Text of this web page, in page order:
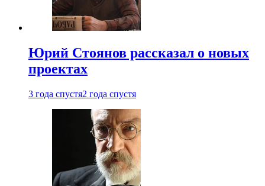
Юрий Стоянов рассказал о новых
проектах
3 года спустя2 года спустя